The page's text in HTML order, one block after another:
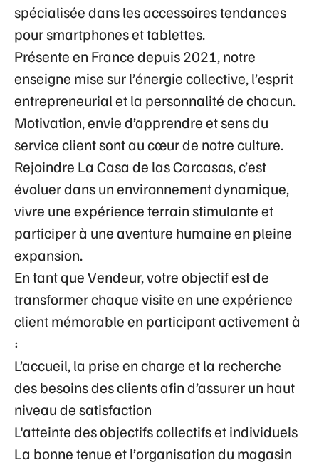
spécialisée dans les accessoires tendances
pour smartphones et tablettes.
Présente en France depuis 2021, notre
enseigne mise surl’énergie collective,l’esprit
entrepreneurialetla personnalité de chacun.
Motivation, envie d’apprendre et sens du
service client sont au cœur de notre culture.
Rejoindre La Casa de las Carcasas, c’est
évoluer dans unenvironnement dynamique,
vivre uneexpérience terrain stimulanteet
participer à uneaventure humaine en pleine
expansion.
En tant que Vendeur, votre objectif est de
transformer chaque visite en une expérience
client mémorable en participant activement à
:
L’accueil, la prise en charge et la recherche
des besoins des clients afin d’assurer un haut
niveau de satisfaction
L'atteinte des objectifs collectifs et individuels
La bonne tenue et l’organisation du magasin